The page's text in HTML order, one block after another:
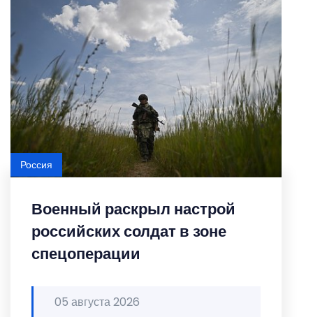
Военный раскрыл настрой
российских солдат в зоне
спецоперации
05 августа 2026
Россия